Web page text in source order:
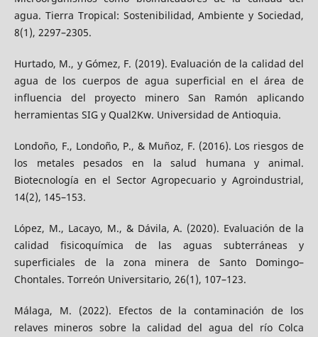
agua. Tierra Tropical: Sostenibilidad, Ambiente y Sociedad,
8(1), 2297–2305.
Hurtado, M., y Gómez, F. (2019). Evaluación de la calidad del
agua de los cuerpos de agua superficial en el área de
influencia del proyecto minero San Ramón aplicando
herramientas SIG y Qual2Kw. Universidad de Antioquia.
Londoño, F., Londoño, P., & Muñoz, F. (2016). Los riesgos de
los metales pesados en la salud humana y animal.
Biotecnología en el Sector Agropecuario y Agroindustrial,
14(2), 145–153.
López, M., Lacayo, M., & Dávila, A. (2020). Evaluación de la
calidad fisicoquímica de las aguas subterráneas y
superficiales de la zona minera de Santo Domingo–
Chontales. Torreón Universitario, 26(1), 107–123.
Málaga, M. (2022). Efectos de la contaminación de los
relaves mineros sobre la calidad del agua del río Colca